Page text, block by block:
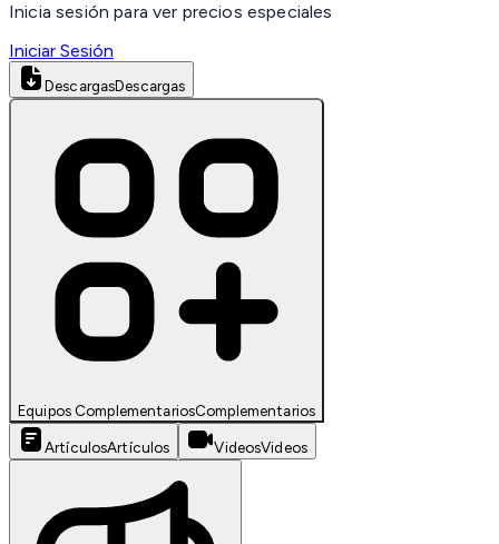
Inicia sesión para ver precios especiales
Iniciar Sesión
DescargasDescargas
Equipos ComplementariosComplementarios
ArtículosArtículos VideosVideos